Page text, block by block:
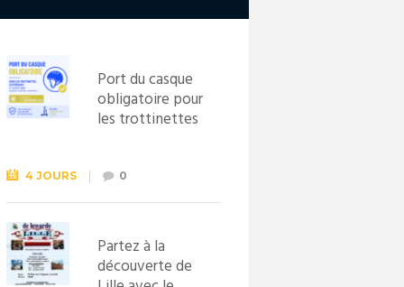
Port du casque
obligatoire pour
les trottinettes
septembre
2026
4 JOURS 0
Partez à la
découverte de